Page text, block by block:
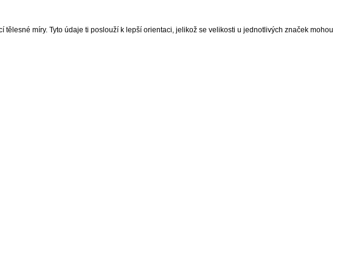
míry. Tyto údaje ti poslouží k lepší orientaci, jelikož se velikosti u jednotlivých značek mohou